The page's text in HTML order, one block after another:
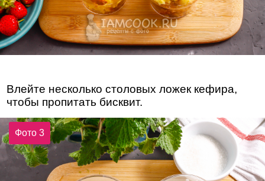
Влейте несколько столовых ложек кефира,
чтобы пропитать бисквит.
Фото 3